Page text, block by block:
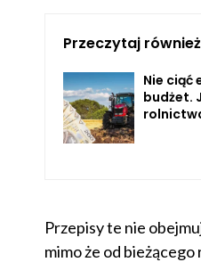
Przeczytaj również
Nie ciąć
budżet.
Przepisy te nie
mimo że od